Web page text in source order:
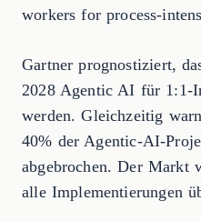
workers for process-
Gartner prognostiziert,
2028 Agentic AI für 1:1-
werden. Gleichzeitig
40% der Agentic-AI-
abgebrochen. Der Markt
alle Implementierungen